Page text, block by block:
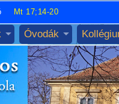
Mt 17;14-20
Óvodák